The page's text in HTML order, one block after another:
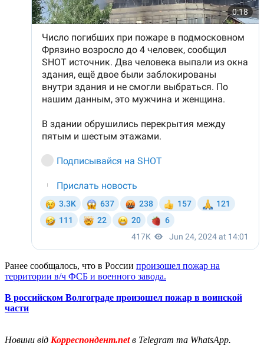
Ранее сообщалось, что в России произошел пожар на
территории в/ч ФСБ и военного завода.
В российском Волгограде произошел пожар в воинской
части
Новини від Корреспондент.netв Telegram та WhatsApp.